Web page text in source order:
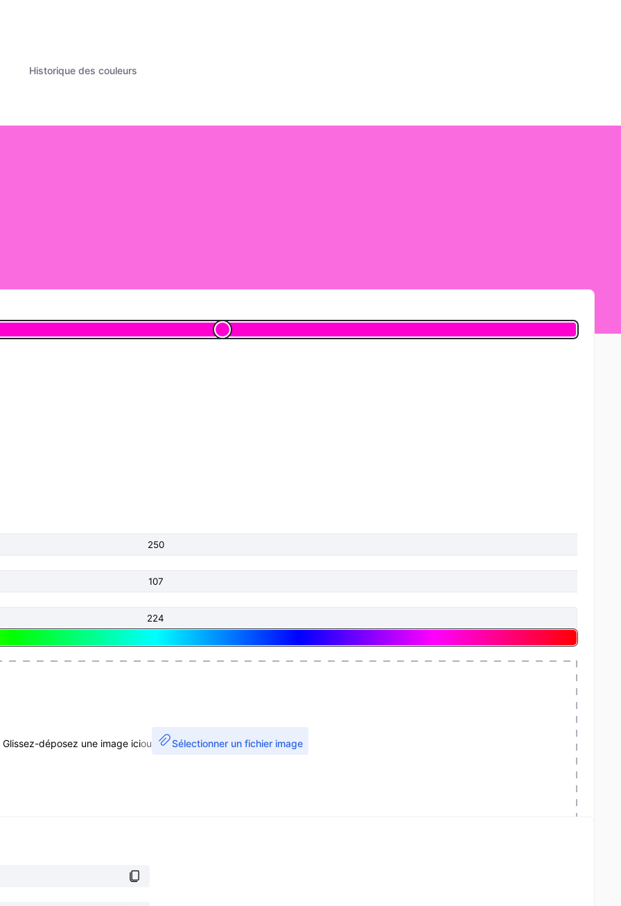
Historique des couleurs
Glissez-déposez une image iciou Sélectionner un fichier image